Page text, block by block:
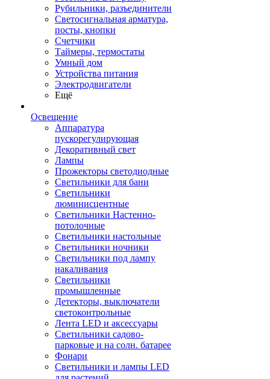
Рубильники, разъединители
Светосигнальная арматура,
посты, кнопки
Счетчики
Таймеры, термостаты
Умный дом
Устройства питания
Электродвигатели
Ещё
Освещение
Аппаратура
пускорегулирующая
Декоративный свет
Лампы
Прожекторы светодиодные
Светильники для бани
Светильники
люминисцентные
Светильники Настенно-
потолочные
Светильники настольные
Светильники ночники
Светильники под лампу
накаливания
Светильники
промышленные
Детекторы, выключатели
светоконтрольные
Лента LED и аксессуары
Светильники садово-
парковые и на солн. батарее
Фонари
Светильники и лампы LED